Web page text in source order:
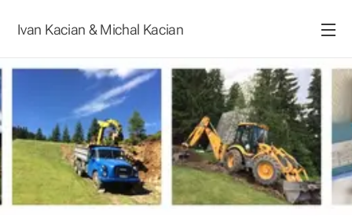
Ivan Kacian & Michal Kacian